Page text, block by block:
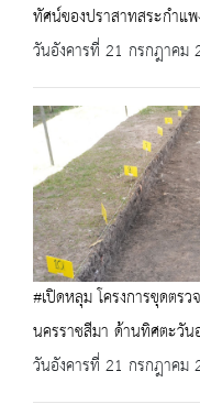
ทัศน์ของปราสาทสระกำแ
วันอังคารที่ 21 กรกฎาคม
#เปิดหลุม โครงการขุดตร
นครราชสีมา ด้านทิศตะวั
วันอังคารที่ 21 กรกฎาคม